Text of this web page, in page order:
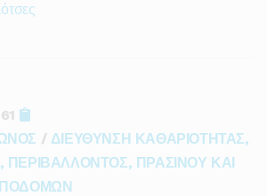
/ ΔΙΕΥΘΥΝΣΗ ΚΑΘΑΡΙΟΤΗΤΑΣ,
ΠΡΑΣΙΝΟΥ ΚΑΙ